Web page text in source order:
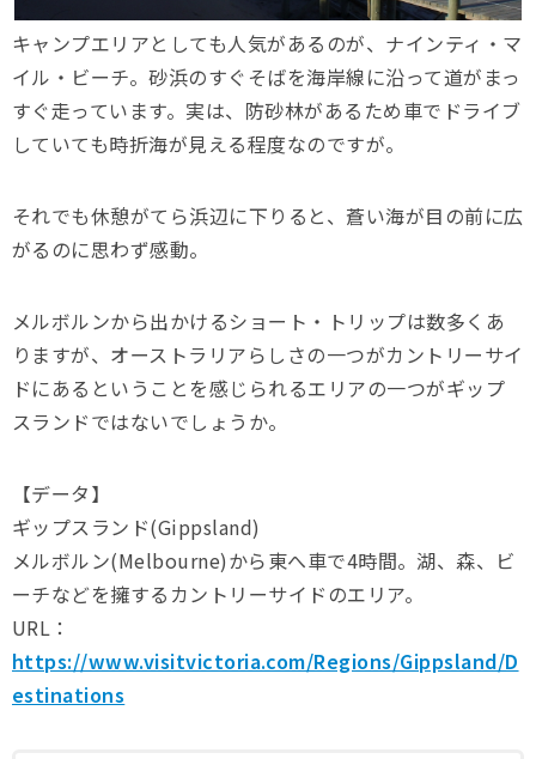
キャンプエリアとしても人気があるのが、ナインティ・マ
イル・ビーチ。砂浜のすぐそばを海岸線に沿って道がまっ
すぐ走っています。実は、防砂林があるため車でドライブ
していても時折海が見える程度なのですが。
それでも休憩がてら浜辺に下りると、蒼い海が目の前に広
がるのに思わず感動。
メルボルンから出かけるショート・トリップは数多くあ
りますが、オーストラリアらしさの一つがカントリーサイ
ドにあるということを感じられるエリアの一つがギップ
スランドではないでしょうか。
【データ】
ギップスランド(Gippsland)
メルボルン(Melbourne)から東へ車で4時間。湖、森、ビ
ーチなどを擁するカントリーサイドのエリア。
URL：
https://www.visitvictoria.com/Regions/Gippsland/D
estinations